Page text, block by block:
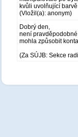
kvůli uvolňující
(Vložil(a): anonym)
Dobrý den,
není
mohla způsobit
(Za SÚJB: Sekce